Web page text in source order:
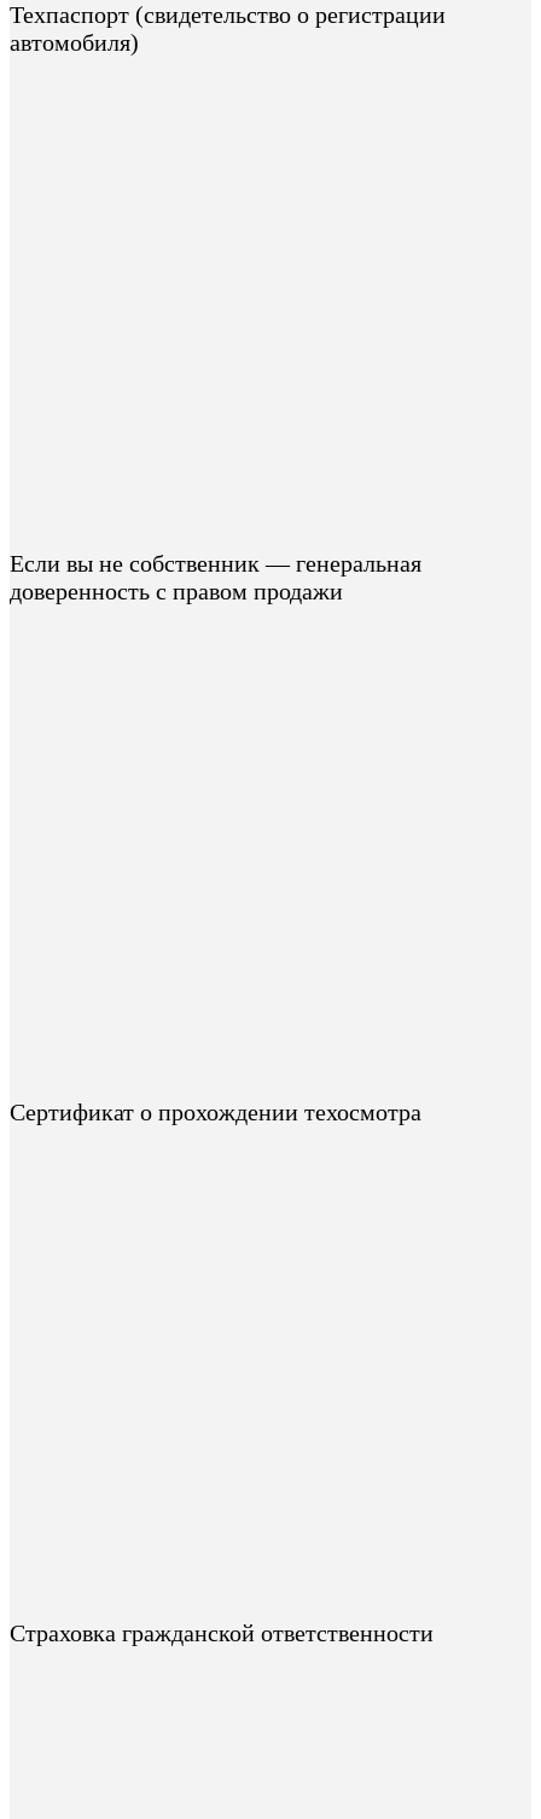
Техпаспорт (свидетельство о регистрации
автомобиля)
Если вы не собственник — генеральная
доверенность с правом продажи
Сертификат о прохождении техосмотра
Страховка гражданской ответственности